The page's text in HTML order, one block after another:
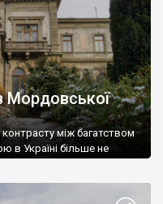
Мордовської
між багатством
в Україні більше не